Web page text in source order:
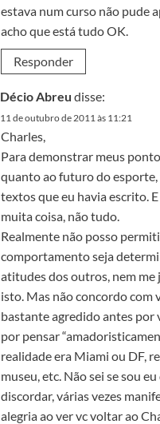
estava num curso não pude
acho que está tudo OK.
Responder
Décio Abreu disse:
11 de outubro de 2011 às 11:21
Charles,
Para demonstrar meus
quanto ao futuro do esporte,
textos que eu havia escrito.
muita coisa, não tudo.
Realmente não posso
comportamento seja
atitudes dos outros, nem
isto. Mas não concordo com
bastante agredido antes por
por pensar
realidade era Miami ou DF,
museu, etc. Não sei se sou
discordar, várias vezes
alegria ao ver vc voltar ao